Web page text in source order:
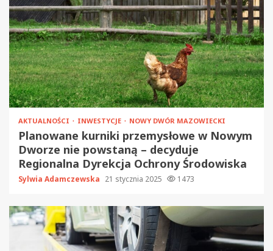
AKTUALNOŚCI INWESTYCJE NOWY DWÓR MAZOWIECKI
Planowane kurniki przemysłowe w Nowym
Dworze nie powstaną – decyduje
Regionalna Dyrekcja Ochrony Środowiska
Sylwia Adamczewska 21 stycznia 2025 1473